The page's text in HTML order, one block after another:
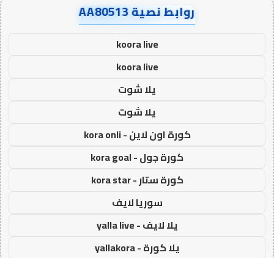
روابط نصية AA80513
koora live
koora live
يلا شوت
يلا شوت
كورة اون لاين - kora onli
كورة جول - kora goal
كورة ستار - kora star
سوريا لايف
يلا لايف - yalla live
يلا كورة - yallakora